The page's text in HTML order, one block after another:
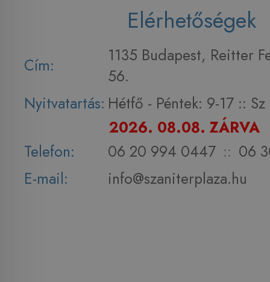
Elérhetőségek
Cím:
1135 Budapest, Reitter
56.
Nyitvatartás: Hétfő - Péntek: 9-17 :: Sz
2026. 08.08. ZÁRVA
Telefon:
06 20 994 0447 :: 06
E-mail:
info@szaniterplaza.hu